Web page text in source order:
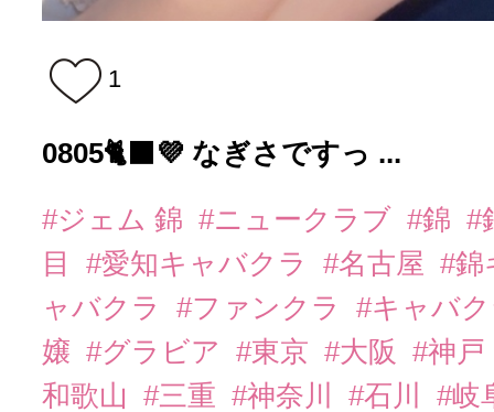
1
0805🐈‍⬛💜 なぎさですっ ...
#ジェム 錦 #ニュークラブ #錦 #
目
#愛知キャバクラ #名古屋 #錦
ャバクラ
#ファンクラ
#キャバ
嬢 #グラビア #東京 #大阪
#神戸
和歌山
#三重 #神奈川 #石川
#岐